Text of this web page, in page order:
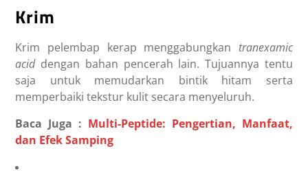
Krim
Krim pelembap kerap menggabungkan tranexamic
acid dengan bahan pencerah lain. Tujuannya tentu
saja untuk memudarkan bintik hitam serta
memperbaiki tekstur kulit secara menyeluruh.
Baca Juga : Multi-Peptide: Pengertian, Manfaat,
dan Efek Samping